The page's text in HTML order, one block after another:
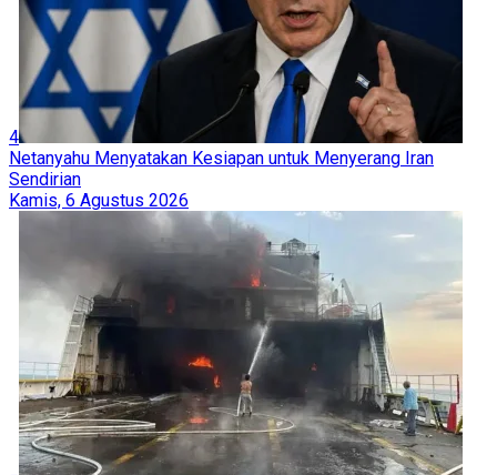
4
Netanyahu Menyatakan Kesiapan untuk Menyerang Iran
Sendirian
Kamis, 6 Agustus 2026